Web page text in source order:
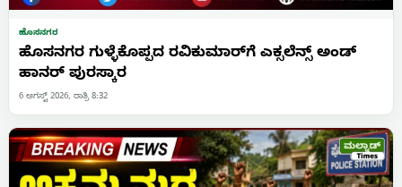
ಹೊಸನಗರ
ಹೊಸನಗರ ಗುಳ್ಳೆಕೊಪ್ಪದ ರವಿಕುಮಾರ್‌ಗೆ ಎಕ್ಸಲೆನ್ಸ್ ಅಂಡ್
ಹಾನರ್ ಪುರಸ್ಕಾರ
6 ಆಗಸ್ಟ್ 2026, ರಾತ್ರಿ 8:32